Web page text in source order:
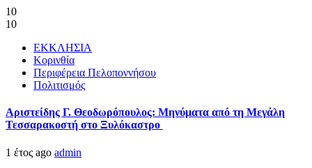
10
10
ΕΚΚΛΗΣΙΑ
Κορινθία
Περιφέρεια Πελοποννήσου
Πολιτισμός
Αριστείδης Γ. Θεοδωρόπουλος: Μηνύματα από τη Μεγάλη
Τεσσαρακοστή στο Ξυλόκαστρο
1 έτος ago admin